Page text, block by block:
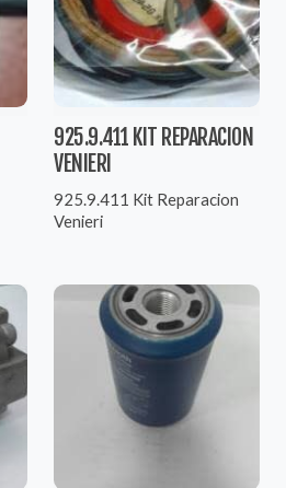
925.9.411 KIT REPARACION
VENIERI
925.9.411 Kit Reparacion
Venieri